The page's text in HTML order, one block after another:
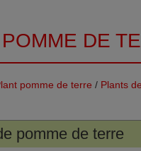
DE
pomme de terre / Plants
pomme de terre